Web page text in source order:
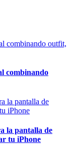
combinando
la pantalla de
tu iPhone